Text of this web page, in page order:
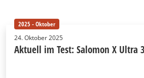
2025 - Oktober
24. Oktober 2025
Aktuell im Test: Salomon X Ultra